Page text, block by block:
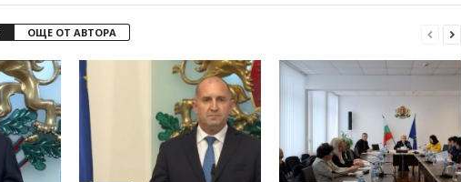
ОЩЕ ОТ АВТОРА